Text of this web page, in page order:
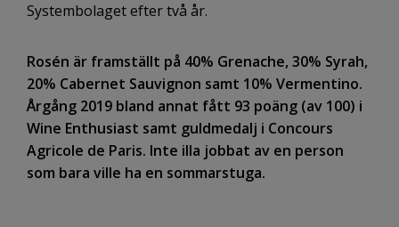
Systembolaget efter två år.
Rosén är framställt på 40% Grenache, 30% Syrah,
20% Cabernet Sauvignon samt 10% Vermentino.
Årgång 2019 bland annat fått 93 poäng (av 100) i
Wine Enthusiast samt guldmedalj i Concours
Agricole de Paris. Inte illa jobbat av en person
som bara ville ha en sommarstuga.